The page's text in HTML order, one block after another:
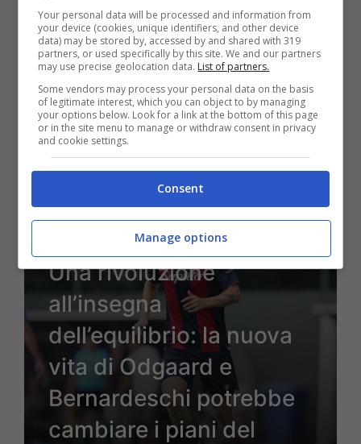
Calciomercato
La Juventus cerca un
terzino: anche Juan
Miranda in lista
Una rivoluzione
all’insegna
dell’equilibrio: la nuova
vita di Odgaard e
Bernardeschi potrebbe
cambiare i piani del
Your personal data will be processed and information from
your device (cookies, unique identifiers, and other device
data) may be stored by, accessed by and shared with 319
partners, or used specifically by this site. We and our partners
may use precise geolocation data. List of partners.
Some vendors may process your personal data on the basis
of legitimate interest, which you can object to by managing
your options below. Look for a link at the bottom of this page
or in the site menu to manage or withdraw consent in privacy
and cookie settings.
Consent
Manage options